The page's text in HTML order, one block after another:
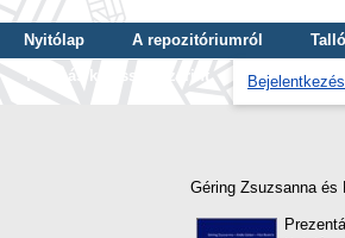
Nyitólap A repozitóriumról
Tallózás kulcsszó szerint
Géring Zsuzsanna és